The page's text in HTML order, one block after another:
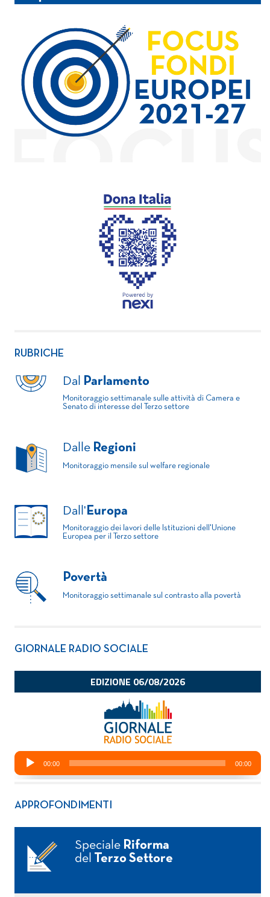
RUBRICHE
Dal Parlamento
Monitoraggio settimanale sulle attività di Camera e
Senato di interesse del Terzo settore
Dalle Regioni
Monitoraggio mensile sul welfare regionale
Dall' Europa
Monitoraggio dei lavori delle Istituzioni dell'Unione
Europea per il Terzo settore
Povertà
Monitoraggio settimanale sul contrasto alla povertà
GIORNALE RADIO SOCIALE
APPROFONDIMENTI
Speciale Riforma
del
Terzo Settore